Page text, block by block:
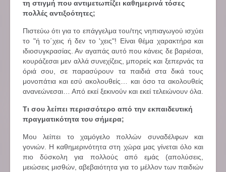
τη στιγμή που αντιμετωπίζει καθημερινά τόσες
πολλές αντιξοότητες;
Πιστεύω ότι για το επάγγελμα του/της νηπιαγωγού ισχύει
το "ή το΄χεις ή δεν το 'χεις"! Είναι θέμα χαρακτήρα και
ιδιοσυγκρασίας. Αν αγαπάς αυτό που κάνεις δε βαριέσαι,
κουράζεσαι μεν αλλά συνεχίζεις, μπορείς και ξεπερνάς τα
όριά σου, σε παρασύρουν τα παιδιά στα δικά τους
μονοπάτια και εσύ ακολουθείς… και όσο τα ακολουθείς
ανανεώνεσαι… Από εκεί ξεκινούν και εκεί τελειώνουν όλα.
Τι σου λείπει περισσότερο από την εκπαιδευτική
πραγματικότητα του σήμερα;
Μου λείπει το χαμόγελο πολλών συναδέλφων και
γονιών. Η καθημερινότητα στη χώρα μας γίνεται όλο και
πιο δύσκολη για πολλούς από εμάς (απολύσεις,
μειώσεις μισθών, αβεβαιότητα για το μέλλον των παιδιών